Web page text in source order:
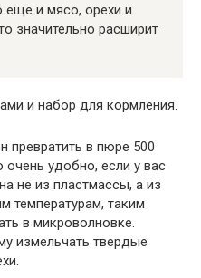
еще и мясо, орехи и
значительно расширит
и набор для кормления.
превратить в пюре 500
удобно, если у вас
не из пластмассы, а из
температурам, таким
в микроволновке.
измельчать твердые